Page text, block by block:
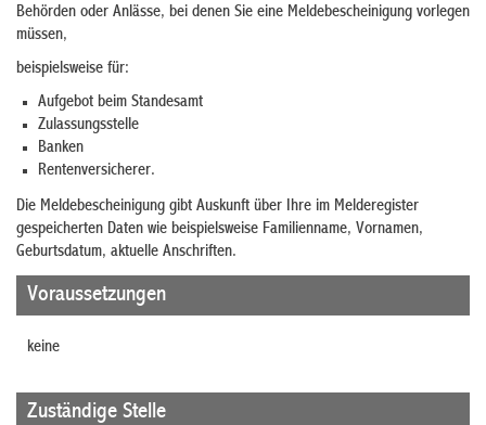
Behörden oder Anlässe, bei denen Sie eine Meldebescheinigung vorlegen
müssen,
beispielsweise für:
Aufgebot beim Standesamt
Zulassungsstelle
Banken
Rentenversicherer.
Die Meldebescheinigung gibt Auskunft über Ihre im Melderegister
gespeicherten Daten wie beispielsweise Familienname, Vornamen,
Geburtsdatum, aktuelle Anschriften.
Voraussetzungen
keine
Zuständige Stelle